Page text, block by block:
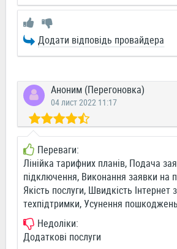
Додати відповідь провайдера
Аноним (Перегоновка)
04 лист 2022 11:17
Переваги:
Лінійка тарифних планів, Подача
підключення, Виконання заявки на
Якість послуги, Швидкість
техпідтримки, Усунення пошкоджень
Недоліки:
Додаткові послуги